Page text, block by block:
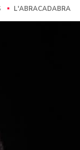
L'ABRACADABRA